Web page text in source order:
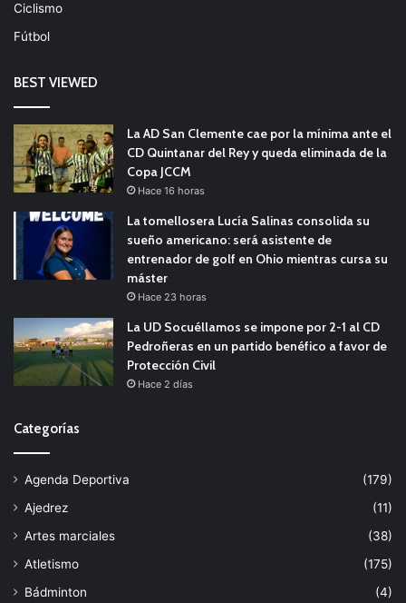
Ciclismo
Fútbol
BEST VIEWED
La AD San Clemente cae por la mínima ante el
CD Quintanar del Rey y queda eliminada de la
Copa JCCM
Hace 16 horas
La tomellosera Lucía Salinas consolida su
sueño americano: será asistente de
entrenador de golf en Ohio mientras cursa su
máster
Hace 23 horas
La UD Socuéllamos se impone por 2-1 al CD
Pedroñeras en un partido benéfico a favor de
Protección Civil
Hace 2 días
Categorías
Agenda Deportiva
(179)
Ajedrez
(11)
Artes marciales
(38)
Atletismo
(175)
Bádminton
(4)